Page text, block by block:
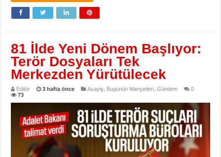
81 İlde Yeni Dönem Başlıyor:
Terör Dosyaları Tek
Merkezden Yürütülecek
Editör 3 hafta önce Asayiş Bugünün Manşetleri ,Gündem
0
73